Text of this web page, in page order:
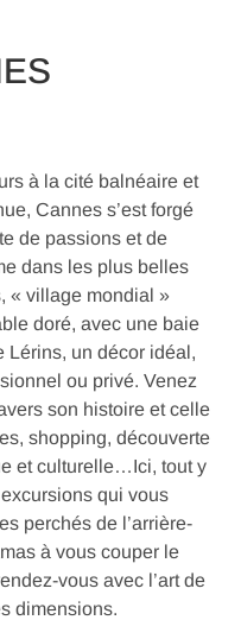
à la cité balnéaire et
Cannes s’est forgé
de passions et de
dans les plus belles
« village mondial »
doré, avec une baie
Lérins, un décor idéal,
ou privé. Venez
son histoire et celle
shopping, découverte
et culturelle…Ici, tout y
qui vous
perchés de l’arrière-
à vous couper le
vous avec l’art de
dimensions.